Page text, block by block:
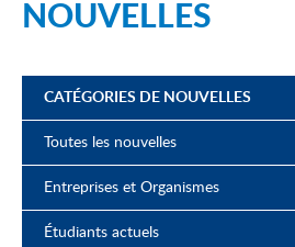
NOUVELLES
CATÉGORIES DE NOUVELLES
Toutes les nouvelles
Entreprises et Organismes
Étudiants actuels